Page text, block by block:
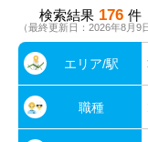
検索結果 176 件
（最終更新日：2026年8月9
エリア/駅
職種